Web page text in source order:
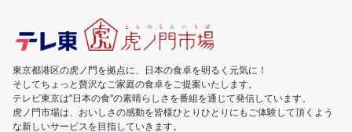
東京都港区の虎ノ門を拠点に、日本の食卓を明るく元気に！
そしてちょっと贅沢なご家庭の食卓をご提案いたします。
テレビ東京は"日本の食"の素晴らしさを番組を通じて発信しています。
虎ノ門市場は、おいしさの感動を皆様ひとりひとりにもご体験して頂くよう
な新しいサービスを目指していきます。